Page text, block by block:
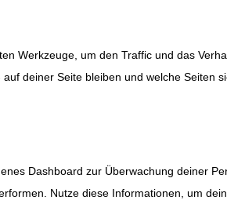
Werkzeuge, um den Traffic und das
deiner Seite bleiben und welche Seiten
Dashboard zur Überwachung deiner
Nutze diese Informationen, um